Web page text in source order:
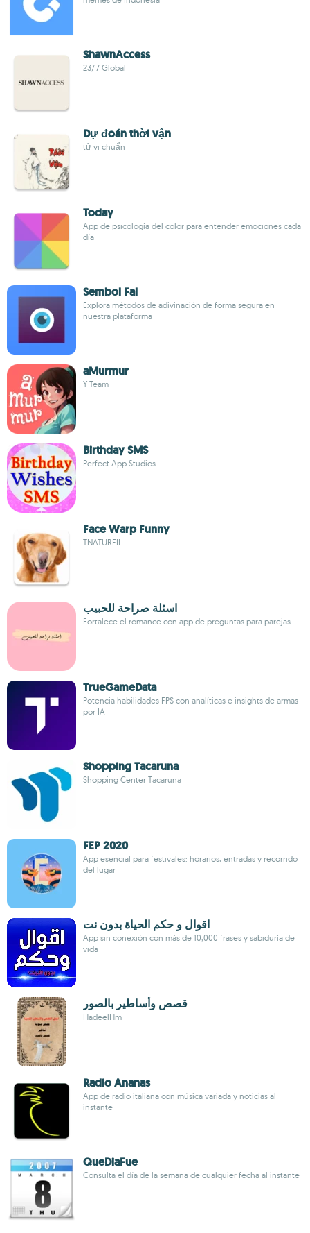
ShawnAccess
23/7 Global
Dự đoán thời vận
tử vi chuẩn
Today
App de psicología del color para entender emociones cada
día
Sembol Fal
Explora métodos de adivinación de forma segura en
nuestra plataforma
aMurmur
Y Team
Birthday SMS
Perfect App Studios
Face Warp Funny
TNATUREII
اسئلة صراحة للحبيب
Fortalece el romance con app de preguntas para parejas
TrueGameData
Potencia habilidades FPS con analíticas e insights de armas
por IA
Shopping Tacaruna
Shopping Center Tacaruna
FEP 2020
App esencial para festivales: horarios, entradas y recorrido
del lugar
اقوال و حكم الحياة بدون نت
App sin conexión con más de 10,000 frases y sabiduría de
vida
قصص ‏وأساطير ‏بالصور
HadeelHm
Radio Ananas
App de radio italiana con música variada y noticias al
instante
QueDiaFue
Consulta el día de la semana de cualquier fecha al instante